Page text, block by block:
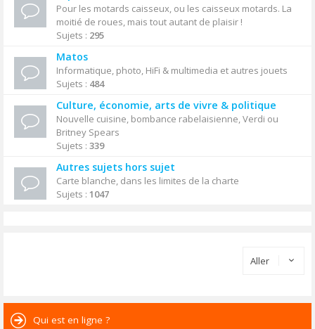
Pour les motards caisseux, ou les caisseux motards. La
moitié de roues, mais tout autant de plaisir !
Sujets : 295
Matos
Informatique, photo, HiFi & multimedia et autres jouets
Sujets : 484
Culture, économie, arts de vivre & politique
Nouvelle cuisine, bombance rabelaisienne, Verdi ou
Britney Spears
Sujets : 339
Autres sujets hors sujet
Carte blanche, dans les limites de la charte
Sujets : 1047
Aller
Qui est en ligne ?